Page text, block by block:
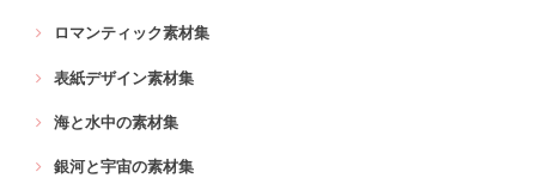
ロマンティック素材集
表紙デザイン素材集
海と水中の素材集
銀河と宇宙の素材集